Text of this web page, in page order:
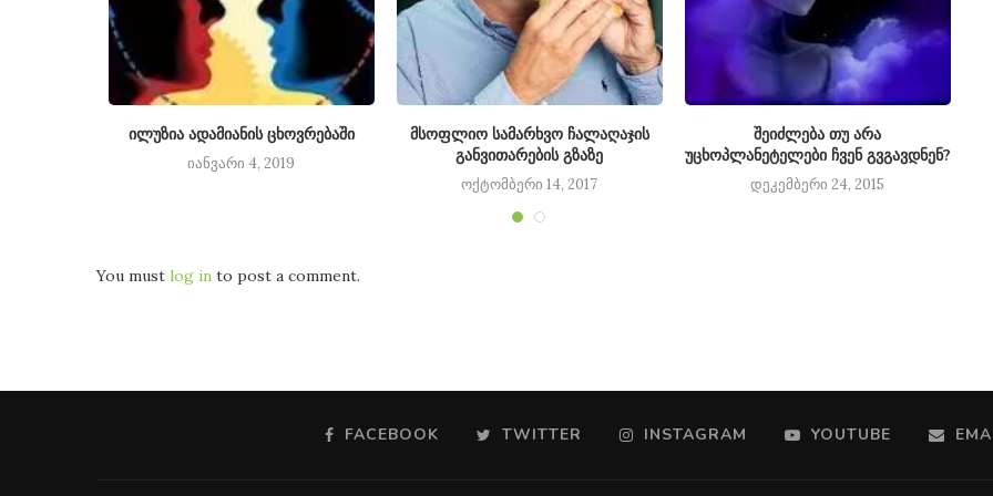
ილუზია ადამიანის ცხოვრებაში
იანვარი 4, 2019
მსოფლიო სამარხვო ჩალაღაჯის
განვითარების გზაზე
ოქტომბერი 14, 2017
შეიძლება თუ არა
უცხოპლანეტელები ჩვენ გვგავდნენ?
დეკემბერი 24, 2015
You must log in to post a comment.
FACEBOOK TWITTER INSTAGRAM YOUTUBE